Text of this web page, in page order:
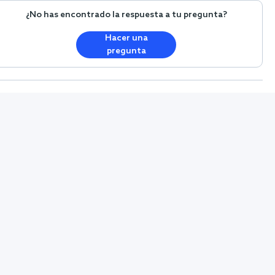
¿No has encontrado la respuesta a tu pregunta?
Hacer una
pregunta